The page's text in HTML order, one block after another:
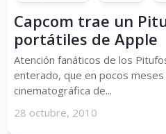
Capcom trae un
portátiles de Apple
Atención fanáticos de los
enterado, que en pocos
cinematográfica de...
28 octubre, 2010